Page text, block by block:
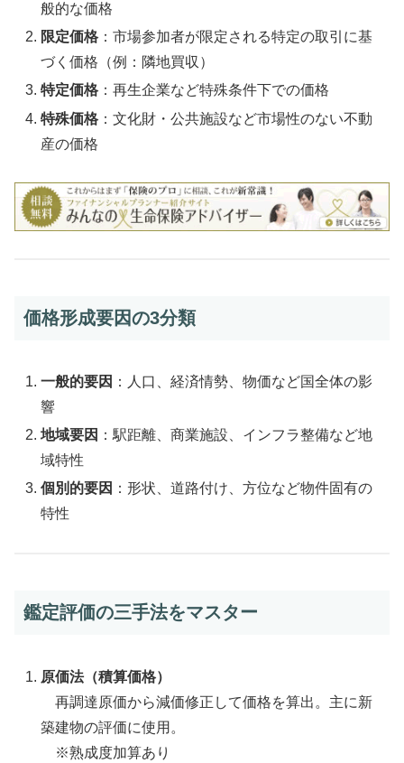
般的な価格
限定価格 ：市場参加者が限定される特定の取引に基
づく価格（例：隣地買収）
特定価格 ：再生企業など特殊条件下での価格
特殊価格 ：文化財・公共施設など市場性のない不動
産の価格
価格形成要因の3分類
一般的要因 ：人口、経済情勢、物価など国全体の影
響
地域要因 ：駅距離、商業施設、インフラ整備など地
域特性
個別的要因 ：形状、道路付け、方位など物件固有の
特性
鑑定評価の三手法をマスター
原価法（積算価格）
再調達原価から減価修正して価格を算出。主に新
築建物の評価に使用。
※熟成度加算あり